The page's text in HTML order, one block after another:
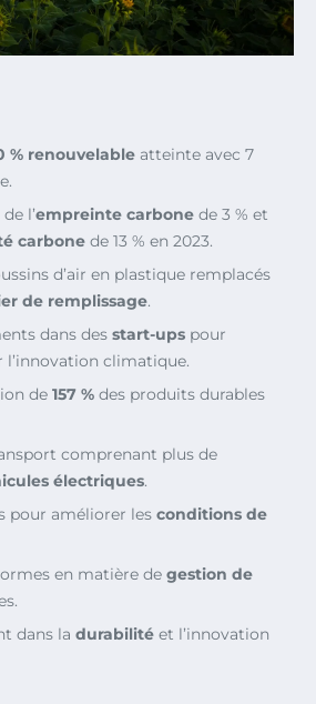
% renouvelable atteinte avec 7
l’empreinte carbone de 3 % et
carbone de 13 % en 2023.
d’air en plastique remplacés
de remplissage.
dans des start-ups pour
climatique.
de 157 % des produits durables
comprenant plus de
électriques.
pour améliorer les conditions de
en matière de gestion de
dans la durabilité et l’innovation